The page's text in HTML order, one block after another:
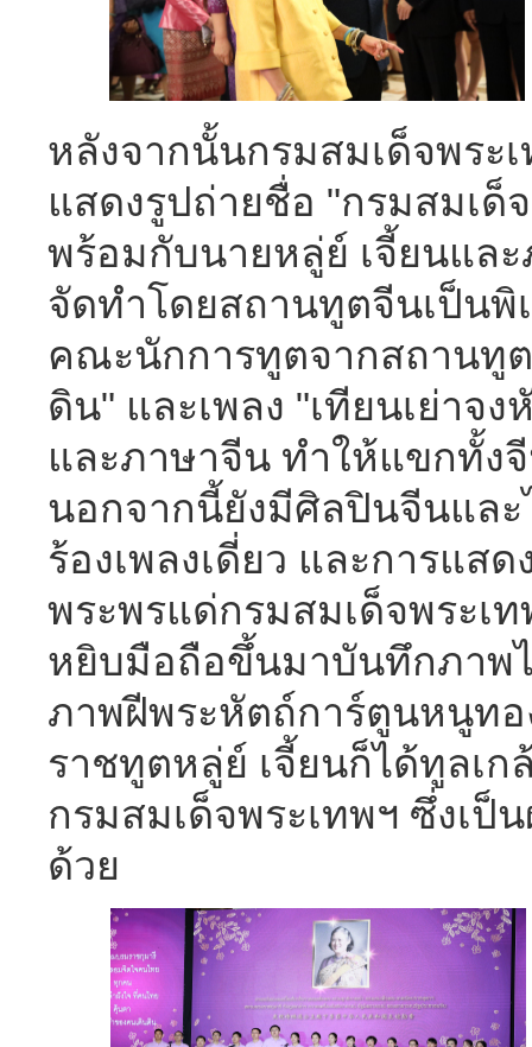
หลังจากนั้นกรมสมเด็จพระ
แสดงรูปถ่ายชื่อ "กรมสมเด็
พร้อมกับนายหลู่ย์ เจี้ยนแล
จัดทำโดยสถานทูตจีนเป็นพิ
คณะนักการทูตจากสถานทูต
ดิน" และเพลง "เทียนเย่าจ
และภาษาจีน ทำให้แขกทั้ง
นอกจากนี้ยังมีศิลปินจีนและ
ร้องเพลงเดี่ยว และการแส
พระพรแด่กรมสมเด็จพระเ
หยิบมือถือขึ้นมาบันทึกภาพไ
ภาพฝีพระหัตถ์การ์ตูนหนูท
ราชทูตหลู่ย์ เจี้ยนก็ได้ทูลเ
กรมสมเด็จพระเทพฯ ซึ่งเ
ด้วย